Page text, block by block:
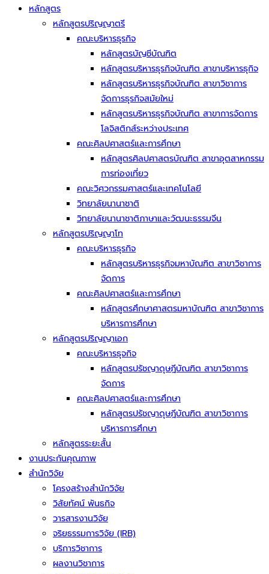
หลักสูตร
หลักสูตรปริญญาตรี
คณะบริหารธุรกิจ
หลักสูตรบัญชีบัณฑิต
หลักสูตรบริหารธุรกิจบัณฑิต สาขาบริหารธุกิจ
หลักสูตรบริหารธุรกิจบัณฑิต สาขาวิชาการ
จัดการธุรกิจสมัยใหม่
หลักสูตรบริหารธุรกิจบัณฑิต สาขาการจัดการ
โลจิสติกส์ระหว่างประเทศ
คณะศิลปศาสตร์และการศึกษา
หลักสูตรศิลปศาสตรบัณฑิต สาขาอุตสาหกรรม
การท่องเที่ยว
คณะวิศวกรรมศาสตร์และเทคโนโลยี
วิทยาลัยนานาชาติ
วิทยาลัยนานาชาติภาษาและวัฒนะธรรมจีน
หลักสูตรปริญญาโท
คณะบริหารธุรกิจ
หลักสูตรบริหารธุรกิจมหาบัณฑิต สาขาวิชาการ
จัดการ
คณะศิลปศาสตร์และการศึกษา
หลักสูตรศึกษาศาสตรมหาบัณฑิต สาขาวิชาการ
บริหารการศึกษา
หลักสูตรปริญญาเอก
คณะบริหารธุจกิจ
หลักสูตรปรัชญาดุษฎีบัณฑิต สาขาวิชาการ
จัดการ
คณะศิลปศาสตร์และการศึกษา
หลักสูตรปรัชญาดุษฎีบัณฑิต สาขาวิชาการ
บริหารการศึกษา
หลักสูตรระยะสั้น
งานประกันคุณภาพ
สำนักวิจัย
โครงสร้างสำนักวิจัย
วิสัยทัศน์ พันธกิจ
วารสารงานวิจัย
จริยธรรมการวิจัย (IRB)
บริการวิชาการ
ผลงานวิชาการ